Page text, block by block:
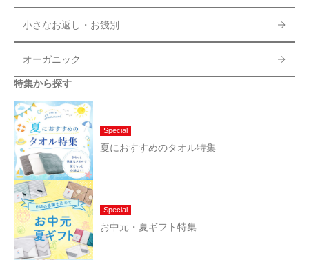
小さなお返し・お餞別
オーガニック
特集から探す
Special
夏におすすめのタオル特集
Special
お中元・夏ギフト特集